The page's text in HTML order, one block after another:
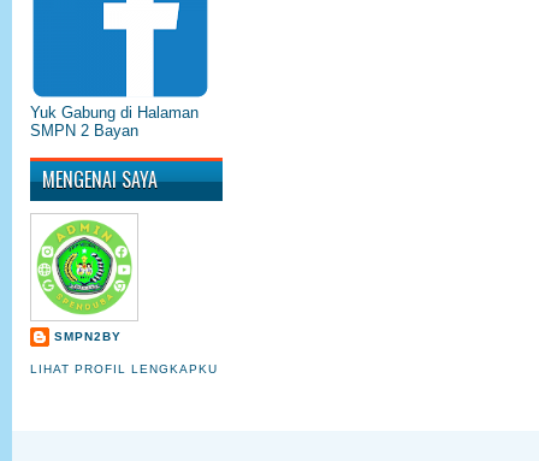
Yuk Gabung di Halaman
SMPN 2 Bayan
MENGENAI SAYA
SMPN2BY
LIHAT PROFIL LENGKAPKU